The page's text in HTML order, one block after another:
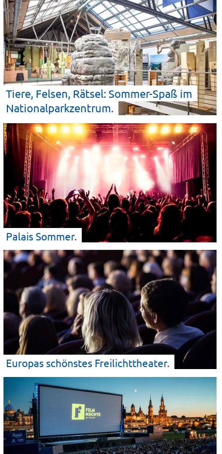
Tiere, Felsen, Rätsel: Sommer-Spaß im
Nationalparkzentrum
Palais Sommer
Europas schönstes Freilichttheater